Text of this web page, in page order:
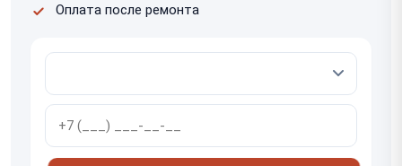
Оплата после ремонта